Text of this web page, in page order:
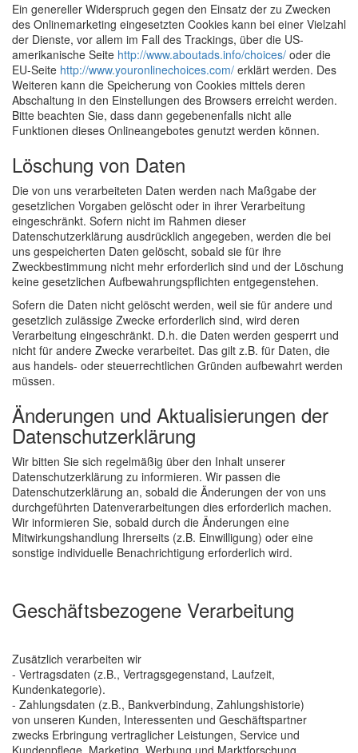
Ein genereller Widerspruch gegen den Einsatz der zu Zwecken
des Onlinemarketing eingesetzten Cookies kann bei einer Vielzahl
der Dienste, vor allem im Fall des Trackings, über die US-
amerikanische Seite http://www.aboutads.info/choices/ oder die
EU-Seite http://www.youronlinechoices.com/ erklärt werden. Des
Weiteren kann die Speicherung von Cookies mittels deren
Abschaltung in den Einstellungen des Browsers erreicht werden.
Bitte beachten Sie, dass dann gegebenenfalls nicht alle
Funktionen dieses Onlineangebotes genutzt werden können.
Löschung von Daten
Die von uns verarbeiteten Daten werden nach Maßgabe der
gesetzlichen Vorgaben gelöscht oder in ihrer Verarbeitung
eingeschränkt. Sofern nicht im Rahmen dieser
Datenschutzerklärung ausdrücklich angegeben, werden die bei
uns gespeicherten Daten gelöscht, sobald sie für ihre
Zweckbestimmung nicht mehr erforderlich sind und der Löschung
keine gesetzlichen Aufbewahrungspflichten entgegenstehen.
Sofern die Daten nicht gelöscht werden, weil sie für andere und
gesetzlich zulässige Zwecke erforderlich sind, wird deren
Verarbeitung eingeschränkt. D.h. die Daten werden gesperrt und
nicht für andere Zwecke verarbeitet. Das gilt z.B. für Daten, die
aus handels- oder steuerrechtlichen Gründen aufbewahrt werden
müssen.
Änderungen und Aktualisierungen der
Datenschutzerklärung
Wir bitten Sie sich regelmäßig über den Inhalt unserer
Datenschutzerklärung zu informieren. Wir passen die
Datenschutzerklärung an, sobald die Änderungen der von uns
durchgeführten Datenverarbeitungen dies erforderlich machen.
Wir informieren Sie, sobald durch die Änderungen eine
Mitwirkungshandlung Ihrerseits (z.B. Einwilligung) oder eine
sonstige individuelle Benachrichtigung erforderlich wird.
Geschäftsbezogene Verarbeitung
Zusätzlich verarbeiten wir
- Vertragsdaten (z.B., Vertragsgegenstand, Laufzeit,
Kundenkategorie).
- Zahlungsdaten (z.B., Bankverbindung, Zahlungshistorie)
von unseren Kunden, Interessenten und Geschäftspartner
zwecks Erbringung vertraglicher Leistungen, Service und
Kundenpflege, Marketing, Werbung und Marktforschung.